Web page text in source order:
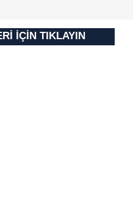
İÇİN TIKLAYIN